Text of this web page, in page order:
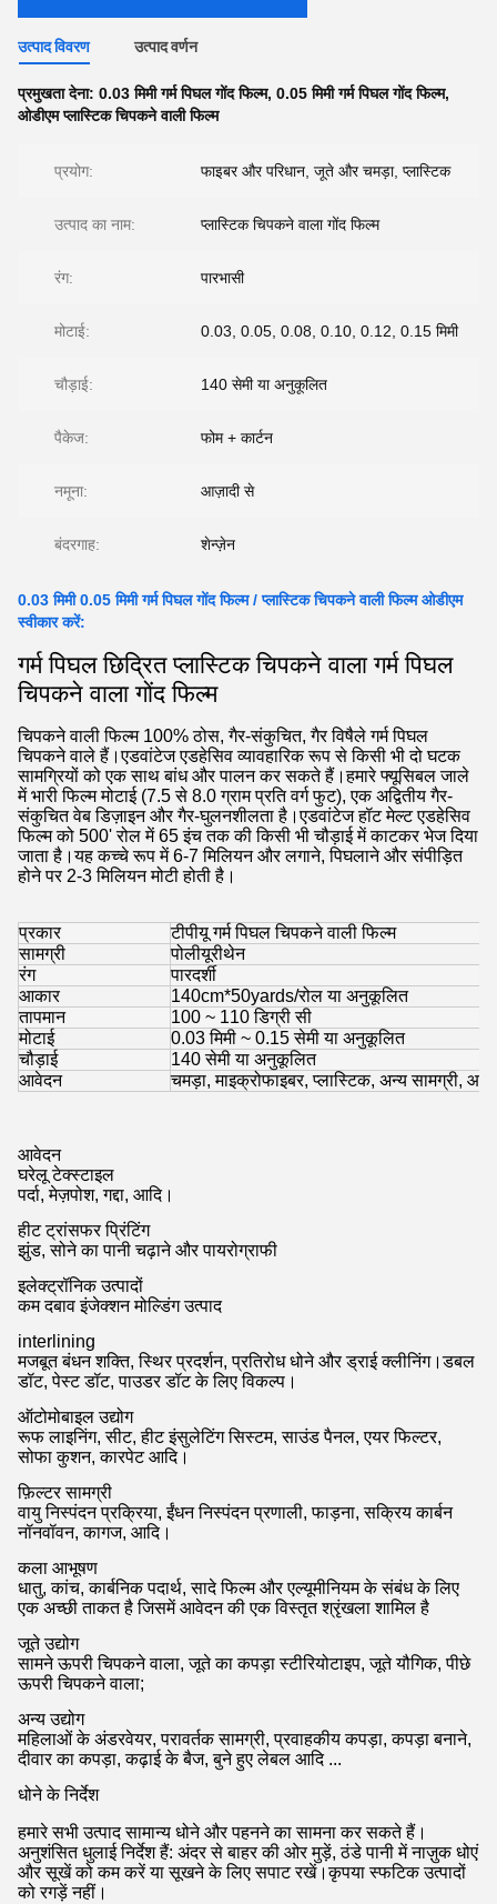
उत्पाद विवरण उत्पाद वर्णन
प्रमुखता देना: 0.03 मिमी गर्म पिघल गोंद फिल्म, 0.05 मिमी गर्म पिघल गोंद फिल्म,
ओडीएम प्लास्टिक चिपकने वाली फिल्म
प्रयोग: फाइबर और परिधान, जूते और चमड़ा, प्लास्टिक
उत्पाद का नाम: प्लास्टिक चिपकने वाला गोंद फिल्म
रंग: पारभासी
मोटाई: 0.03, 0.05, 0.08, 0.10, 0.12, 0.15 मिमी
चौड़ाई: 140 सेमी या अनुकूलित
पैकेज: फोम + कार्टन
नमूना: आज़ादी से
बंदरगाह: शेन्ज़ेन
0.03 मिमी 0.05 मिमी गर्म पिघल गोंद फिल्म / प्लास्टिक चिपकने वाली फिल्म ओडीएम
स्वीकार करें:
गर्म पिघल छिद्रित प्लास्टिक चिपकने वाला गर्म पिघल
चिपकने वाला गोंद फिल्म
चिपकने वाली फिल्म 100% ठोस, गैर-संकुचित, गैर विषैले गर्म पिघल
चिपकने वाले हैं।एडवांटेज एडहेसिव व्यावहारिक रूप से किसी भी दो घटक
सामग्रियों को एक साथ बांध और पालन कर सकते हैं।हमारे फ्यूसिबल जाले
में भारी फिल्म मोटाई (7.5 से 8.0 ग्राम प्रति वर्ग फुट), एक अद्वितीय गैर-
संकुचित वेब डिज़ाइन और गैर-घुलनशीलता है।एडवांटेज हॉट मेल्ट एडहेसिव
फिल्म को 500' रोल में 65 इंच तक की किसी भी चौड़ाई में काटकर भेज दिया
जाता है।यह कच्चे रूप में 6-7 मिलियन और लगाने, पिघलाने और संपीड़ित
होने पर 2-3 मिलियन मोटी होती है।
प्रकार
टीपीयू गर्म पिघल चिपकने वाली फिल्म
सामग्री
पोलीयूरीथेन
रंग
पारदर्शी
आकार
140cm*50yards/रोल या अनुकूलित
तापमान
100 ~ 110 डिग्री सी
मोटाई
0.03 मिमी ~ 0.15 सेमी या अनुकूलित
चौड़ाई
140 सेमी या अनुकूलित
आवेदन
चमड़ा, माइक्रोफाइबर, प्लास्टिक, अन्य सामग्री, आदि
आवेदन
घरेलू टेक्स्टाइल
पर्दा, मेज़पोश, गद्दा, आदि।
हीट ट्रांसफर प्रिंटिंग
झुंड, सोने का पानी चढ़ाने और पायरोग्राफी
इलेक्ट्रॉनिक उत्पादों
कम दबाव इंजेक्शन मोल्डिंग उत्पाद
interlining
मजबूत बंधन शक्ति, स्थिर प्रदर्शन, प्रतिरोध धोने और ड्राई क्लीनिंग।डबल
डॉट, पेस्ट डॉट, पाउडर डॉट के लिए विकल्प।
ऑटोमोबाइल उद्योग
रूफ लाइनिंग, सीट, हीट इंसुलेटिंग सिस्टम, साउंड पैनल, एयर फिल्टर,
सोफा कुशन, कारपेट आदि।
फ़िल्टर सामग्री
वायु निस्पंदन प्रक्रिया, ईंधन निस्पंदन प्रणाली, फाड़ना, सक्रिय कार्बन
नॉनवॉवन, कागज, आदि।
कला आभूषण
धातु, कांच, कार्बनिक पदार्थ, सादे फिल्म और एल्यूमीनियम के संबंध के लिए
एक अच्छी ताकत है जिसमें आवेदन की एक विस्तृत श्रृंखला शामिल है
जूते उद्योग
सामने ऊपरी चिपकने वाला, जूते का कपड़ा स्टीरियोटाइप, जूते यौगिक, पीछे
ऊपरी चिपकने वाला;
अन्य उद्योग
महिलाओं के अंडरवेयर, परावर्तक सामग्री, प्रवाहकीय कपड़ा, कपड़ा बनाने,
दीवार का कपड़ा, कढ़ाई के बैज, बुने हुए लेबल आदि ...
धोने के निर्देश
हमारे सभी उत्पाद सामान्य धोने और पहनने का सामना कर सकते हैं।
अनुशंसित धुलाई निर्देश हैं: अंदर से बाहर की ओर मुड़ें, ठंडे पानी में नाज़ुक धोएं
और सूखें को कम करें या सूखने के लिए सपाट रखें।कृपया स्फटिक उत्पादों
को रगड़ें नहीं।